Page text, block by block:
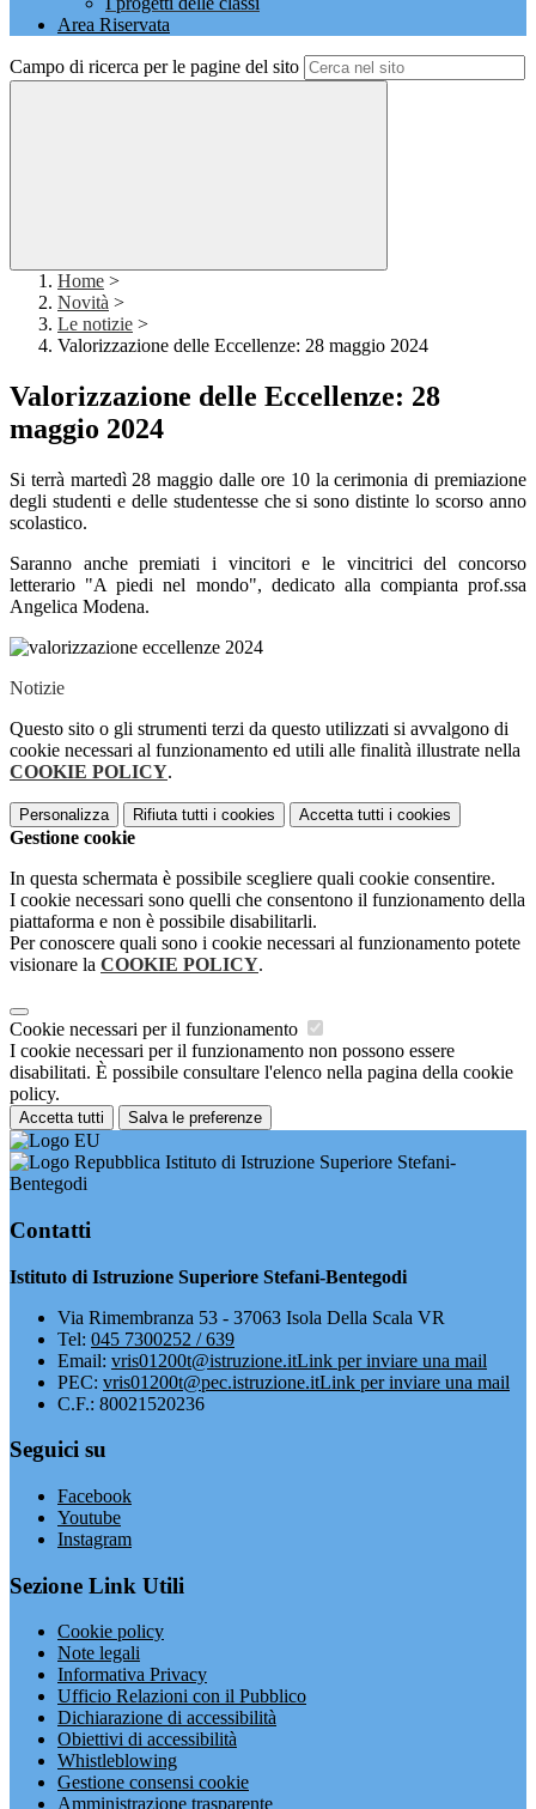
Area Riservata
Campo di ricerca per le pagine del sito
Home >
Novità >
Le notizie >
Valorizzazione delle Eccellenze: 28 maggio 2024
Valorizzazione delle Eccellenze: 28
maggio 2024
Si terrà martedì 28 maggio dalle ore 10 la cerimonia di premiazione
degli studenti e delle studentesse che si sono distinte lo scorso anno
scolastico.
Saranno anche premiati i vincitori e le vincitrici del concorso
letterario "A piedi nel mondo", dedicato alla compianta prof.ssa
Angelica Modena.
Notizie
Questo sito o gli strumenti terzi da questo utilizzati si avvalgono di
cookie necessari al funzionamento ed utili alle finalità illustrate nella
COOKIE POLICY.
Personalizza Rifiuta tutti i cookies Accetta tutti i cookies
Gestione cookie
In questa schermata è possibile scegliere quali cookie consentire.
I cookie necessari sono quelli che consentono il funzionamento della
piattaforma e non è possibile disabilitarli.
Per conoscere quali sono i cookie necessari al funzionamento potete
visionare la COOKIE POLICY.
Cookie necessari per il funzionamento
I cookie necessari per il funzionamento non possono essere
disabilitati. È possibile consultare l'elenco nella pagina della cookie
policy.
Accetta tutti Salva le preferenze
Istituto di Istruzione Superiore Stefani-
Bentegodi
Contatti
Istituto di Istruzione Superiore Stefani-Bentegodi
Via Rimembranza 53 - 37063 Isola Della Scala VR
Tel: 045 7300252 / 639
Email: vris01200t@istruzione.itLink per inviare una mail
PEC: vris01200t@pec.istruzione.itLink per inviare una mail
C.F.: 80021520236
Seguici su
Facebook
Youtube
Instagram
Sezione Link Utili
Cookie policy
Note legali
Informativa Privacy
Ufficio Relazioni con il Pubblico
Dichiarazione di accessibilità
Obiettivi di accessibilità
Whistleblowing
Gestione consensi cookie
Amministrazione trasparente